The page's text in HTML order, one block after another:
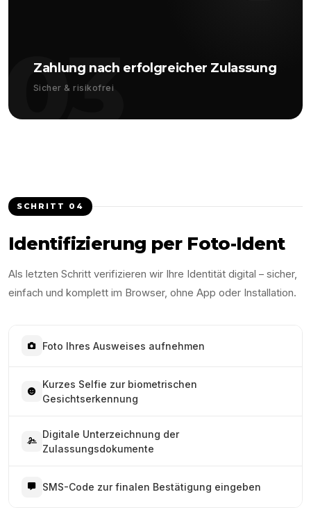
03
Zahlung nach erfolgreicher Zulassung
Sicher & risikofrei
SCHRITT 04
Identifizierung per Foto-Ident
Als letzten Schritt verifizieren wir Ihre Identität digital – sicher,
einfach und komplett im Browser, ohne App oder Installation.
Foto Ihres Ausweises aufnehmen
Kurzes Selfie zur biometrischen
Gesichtserkennung
Digitale Unterzeichnung der
Zulassungsdokumente
SMS-Code zur finalen Bestätigung eingeben